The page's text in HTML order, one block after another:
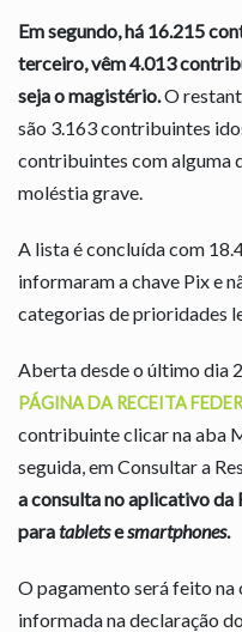
Em segundo, há 16.215
terceiro, vêm 4.013
seja o magistério.O
são 3.163 contribuintes
contribuintes com alguma
moléstia grave.
A lista é concluída com
informaram a chave Pix e
categorias de prioridades
Aberta desde o último dia
PÁGINA DA RECEITA
contribuinte clicar na aba
seguida, em Consultar a
a consulta no aplicativo da
paratabletsesmartphones.
O pagamento será feito na
informada na declaração